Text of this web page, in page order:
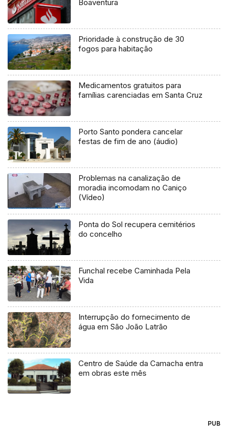
Boaventura
Prioridade à construção de 30
fogos para habitação
Medicamentos gratuitos para
famílias carenciadas em Santa Cruz
Porto Santo pondera cancelar
festas de fim de ano (áudio)
Problemas na canalização de
moradia incomodam no Caniço
(Vídeo)
Ponta do Sol recupera cemitérios
do concelho
Funchal recebe Caminhada Pela
Vida
Interrupção do fornecimento de
água em São João Latrão
Centro de Saúde da Camacha entra
em obras este mês
PUB